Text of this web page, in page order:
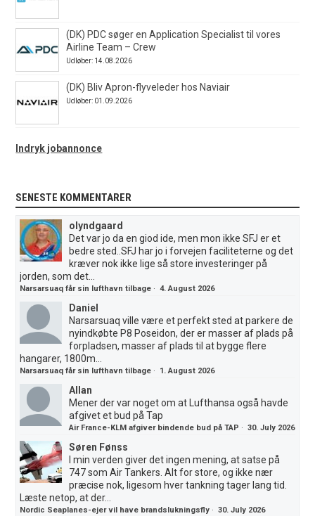
(DK) PDC søger en Application Specialist til vores
Airline Team – Crew
Udløber: 14.08.2026
(DK) Bliv Apron-flyveleder hos Naviair
Udløber: 01.09.2026
Indryk jobannonce
SENESTE KOMMENTARER
olyndgaard
Det var jo da en giod ide, men mon ikke SFJ er et
bedre sted..SFJ har jo i forvejen faciliteterne og det
kræver nok ikke lige så store investeringer på
jorden, som det...
Narsarsuaq får sin lufthavn tilbage ·4. August 2026
Daniel
Narsarsuaq ville være et perfekt sted at parkere de
nyindkøbte P8 Poseidon, der er masser af plads på
forpladsen, masser af plads til at bygge flere
hangarer, 1800m...
Narsarsuaq får sin lufthavn tilbage · 1. August 2026
Allan
Mener der var noget om at Lufthansa også havde
afgivet et bud på Tap
Air France-KLM afgiver bindende bud på TAP ·30. July 2026
Søren Fønss
I min verden giver det ingen mening, at satse på
747 som Air Tankers. Alt for store, og ikke nær
præcise nok, ligesom hver tankning tager lang tid.
Læste netop, at der...
Nordic Seaplanes-ejer vil have brandslukningsfly ·30. July 2026